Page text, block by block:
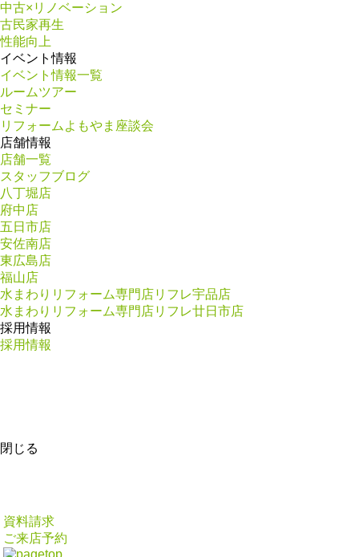
中古×リノベーション
古民家再生
性能向上
イベント情報
イベント情報一覧
ルームツアー
セミナー
リフォームよもやま座談会
店舗情報
店舗一覧
スタッフブログ
八丁堀店
府中店
五日市店
安佐南店
東広島店
福山店
水まわりリフォーム専門店リフレ宇品店
水まわりリフォーム専門店リフレ廿日市店
採用情報
採用情報
閉じる
資料請求
ご来店予約